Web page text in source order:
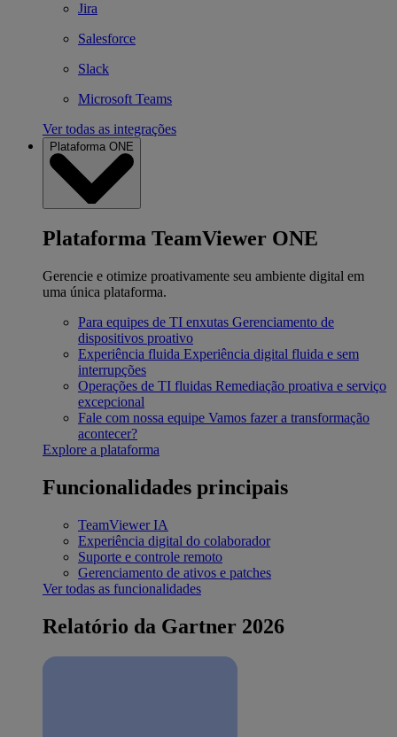
Jira
Salesforce
Slack
Microsoft Teams
Ver todas as integrações
Plataforma ONE
Plataforma TeamViewer ONE
Gerencie e otimize proativamente seu ambiente digital em
uma única plataforma.
Para equipes de TI enxutas Gerenciamento de
dispositivos proativo
Experiência fluida Experiência digital fluida e sem
interrupções
Operações de TI fluidas Remediação proativa e serviço
excepcional
Fale com nossa equipe Vamos fazer a transformação
acontecer?
Explore a plataforma
Funcionalidades principais
TeamViewer IA
Experiência digital do colaborador
Suporte e controle remoto
Gerenciamento de ativos e patches
Ver todas as funcionalidades
Relatório da Gartner 2026